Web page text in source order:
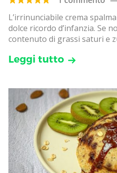
L’irrinunciabile crema
dolce ricordo d’infanzia. Se
contenuto di grassi saturi e
Leggi tutto